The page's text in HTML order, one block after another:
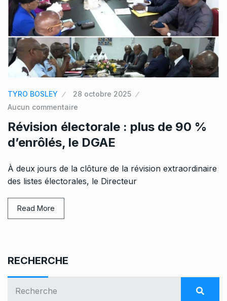
TYRO BOSLEY
28 octobre 2025
Aucun commentaire
Révision électorale : plus de 90 %
d’enrôlés, le DGAE
À deux jours de la clôture de la révision extraordinaire
des listes électorales, le Directeur
Read More
RECHERCHE